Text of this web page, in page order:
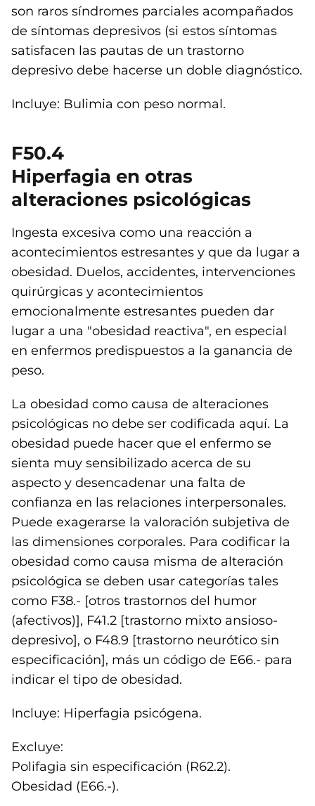
son raros síndromes parciales acompañados
de síntomas depresivos (si estos síntomas
satisfacen las pautas de un trastorno
depresivo debe hacerse un doble diagnóstico.
Incluye: Bulimia con peso normal.
F50.4
Hiperfagia en otras
alteraciones psicológicas
Ingesta excesiva como una reacción a
acontecimientos estresantes y que da lugar a
obesidad. Duelos, accidentes, intervenciones
quirúrgicas y acontecimientos
emocionalmente estresantes pueden dar
lugar a una "obesidad reactiva", en especial
en enfermos predispuestos a la ganancia de
peso.
La obesidad como causa de alteraciones
psicológicas no debe ser codificada aquí. La
obesidad puede hacer que el enfermo se
sienta muy sensibilizado acerca de su
aspecto y desencadenar una falta de
confianza en las relaciones interpersonales.
Puede exagerarse la valoración subjetiva de
las dimensiones corporales. Para codificar la
obesidad como causa misma de alteración
psicológica se deben usar categorías tales
como F38.- [otros trastornos del humor
(afectivos)], F41.2 [trastorno mixto ansioso-
depresivo], o F48.9 [trastorno neurótico sin
especificación], más un código de E66.- para
indicar el tipo de obesidad.
Incluye: Hiperfagia psicógena.
Excluye:
Polifagia sin especificación (R62.2).
Obesidad (E66.-).